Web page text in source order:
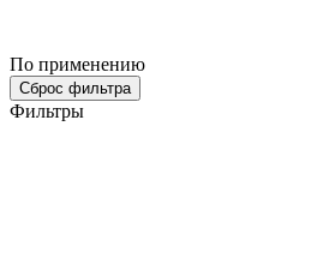
По применению
Сброс фильтра
Фильтры